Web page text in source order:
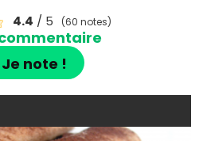
4.4 / 5 (60 notes)
Je note !